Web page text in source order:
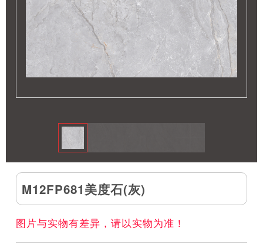
M12FP681美度石(灰)
图片与实物有差异，请以实物为准！